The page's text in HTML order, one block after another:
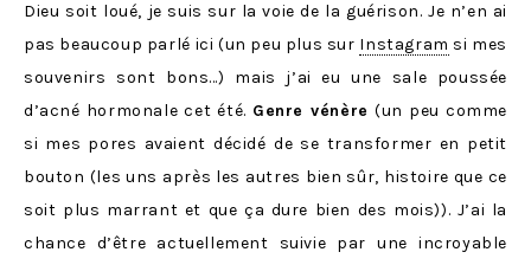
Dieu soit loué, je suis sur la voie de la guérison. Je n’en ai
pas beaucoup parlé ici (un peu plus sur Instagram si mes
souvenirs sont bons…) mais j’ai eu une sale poussée
d’acné hormonale cet été. Genre vénère (un peu comme
si mes pores avaient décidé de se transformer en petit
bouton (les uns après les autres bien sûr, histoire que ce
soit plus marrant et que ça dure bien des mois)). J’ai la
chance d’être actuellement suivie par une incroyable